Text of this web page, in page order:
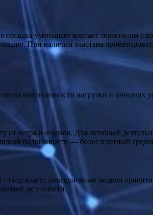
уменьшает контакт термобелья с
При наличии эластана
от интенсивности нагрузки и внешних
ветра и осадков. Для активной
подвижности — более плотный
влаги; повседневные модели
активности.